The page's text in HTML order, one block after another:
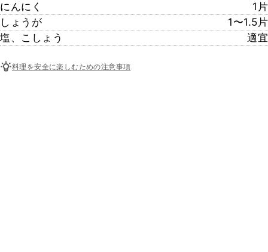
にんにく
1片
しょうが
1〜1.5片
塩、こしょう
適宜
料理を安全に楽しむための注意事項